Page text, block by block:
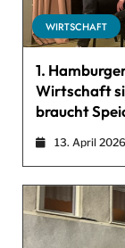
WIRTSCHAFT
1.
Wirtschaft
braucht
13. April 2026